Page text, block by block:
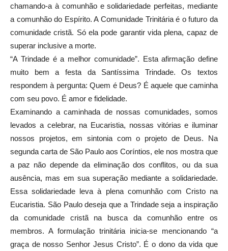
chamando-a à comunhão e solidariedade perfeitas, mediante
a comunhão do Espírito. A Comunidade Trinitária é o futuro da
comunidade cristã. Só ela pode garantir vida plena, capaz de
superar inclusive a morte.
“A Trindade é a melhor comunidade”. Esta afirmação define
muito bem a festa da Santíssima Trindade. Os textos
respondem à pergunta: Quem é Deus? É aquele que caminha
com seu povo. É amor e fidelidade.
Examinando a caminhada de nossas comunidades, somos
levados a celebrar, na Eucaristia, nossas vitórias e iluminar
nossos projetos, em sintonia com o projeto de Deus. Na
segunda carta de São Paulo aos Coríntios, ele nos mostra que
a paz não depende da eliminação dos conflitos, ou da sua
ausência, mas em sua superação mediante a solidariedade.
Essa solidariedade leva à plena comunhão com Cristo na
Eucaristia. São Paulo deseja que a Trindade seja a inspiração
da comunidade cristã na busca da comunhão entre os
membros. A formulação trinitária inicia-se mencionando “a
graça de nosso Senhor Jesus Cristo”. É o dono da vida que